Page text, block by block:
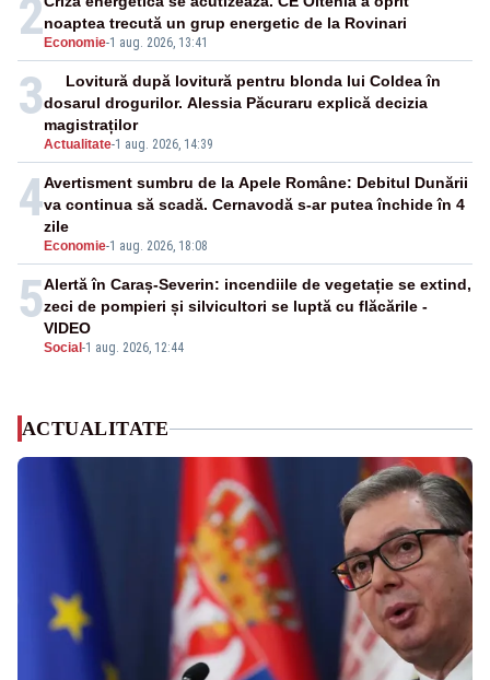
2 Economie-1 aug. 2026, 13:41
noaptea trecută un grup energetic de la Rovinari
3
Actualitate-1 aug. 2026, 14:39
Lovitură după lovitură pentru blonda lui Coldea în
dosarul drogurilor. Alessia Păcuraru explică decizia
magistraților
4
Economie-1 aug. 2026, 18:08
Avertisment sumbru de la Apele Române: Debitul Dunării
va continua să scadă. Cernavodă s-ar putea închide în 4
zile
5
Social -1 aug. 2026, 12:44
Alertă în Caraș-Severin: incendiile de vegetație se extind,
zeci de pompieri și silvicultori se luptă cu flăcările -
VIDEO
ACTUALITATE